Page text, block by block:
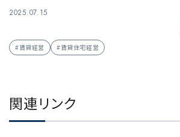
2025.07.15
#賃貸経営 #賃貸住宅経営
関連リンク